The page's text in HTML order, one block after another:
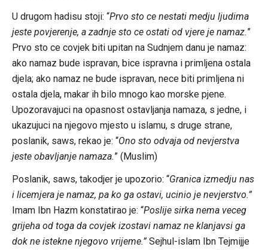
U drugom hadisu stoji: “Prvo sto ce nestati medju ljudima
jeste povjerenje, a zadnje sto ce ostati od vjere je namaz.”
Prvo sto ce covjek biti upitan na Sudnjem danu je namaz:
ako namaz bude ispravan, bice ispravna i primljena ostala
djela; ako namaz ne bude ispravan, nece biti primljena ni
ostala djela, makar ih bilo mnogo kao morske pjene.
Upozoravajuci na opasnost ostavljanja namaza, s jedne, i
ukazujuci na njegovo mjesto u islamu, s druge strane,
poslanik, saws, rekao je: “Ono sto odvaja od nevjerstva
jeste obavljanje namaza.” (Muslim)
Poslanik, saws, takodjer je upozorio: “Granica izmedju nas
i licemjera je namaz, pa ko ga ostavi, ucinio je nevjerstvo.”
Imam Ibn Hazm konstatirao je: “Poslije sirka nema veceg
grijeha od toga da covjek izostavi namaz ne klanjavsi ga
dok ne istekne njegovo vrijeme.”Sejhul-islam Ibn Tejmijje